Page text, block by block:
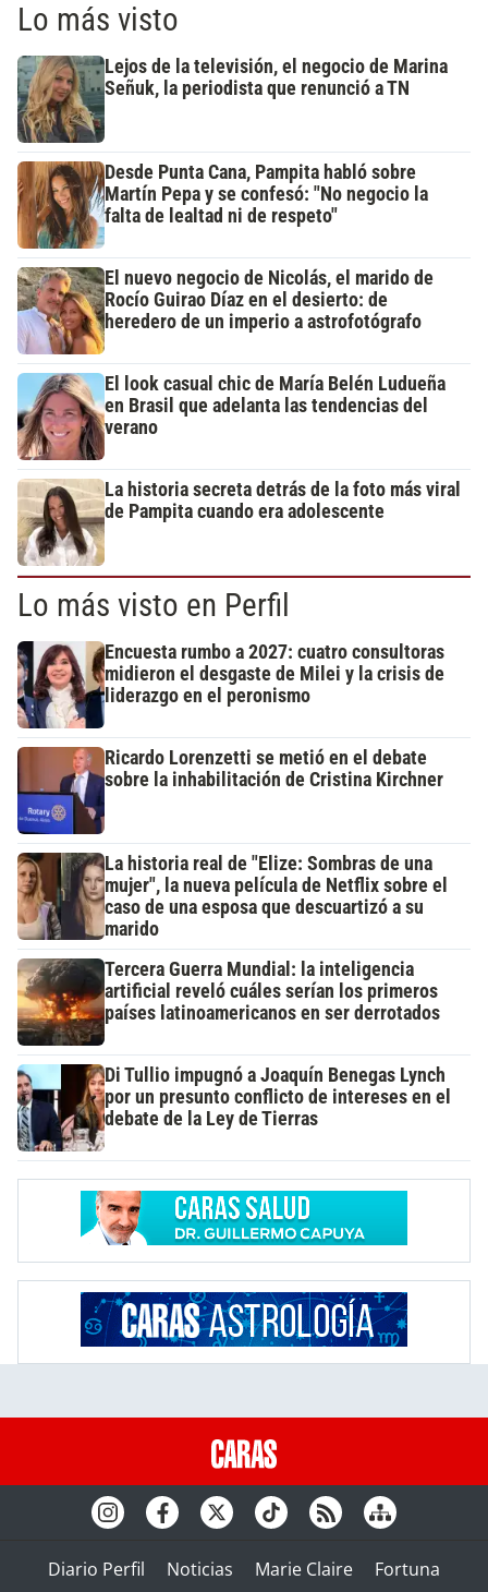
Lo más visto
Lejos de la televisión, el negocio de Marina
Señuk, la periodista que renunció a TN
Desde Punta Cana, Pampita habló sobre
Martín Pepa y se confesó: "No negocio la
falta de lealtad ni de respeto"
El nuevo negocio de Nicolás, el marido de
Rocío Guirao Díaz en el desierto: de
heredero de un imperio a astrofotógrafo
El look casual chic de María Belén Ludueña
en Brasil que adelanta las tendencias del
verano
La historia secreta detrás de la foto más viral
de Pampita cuando era adolescente
Lo más visto en Perfil
Encuesta rumbo a 2027: cuatro consultoras
midieron el desgaste de Milei y la crisis de
liderazgo en el peronismo
Ricardo Lorenzetti se metió en el debate
sobre la inhabilitación de Cristina Kirchner
La historia real de "Elize: Sombras de una
mujer", la nueva película de Netflix sobre el
caso de una esposa que descuartizó a su
marido
Tercera Guerra Mundial: la inteligencia
artificial reveló cuáles serían los primeros
países latinoamericanos en ser derrotados
Di Tullio impugnó a Joaquín Benegas Lynch
por un presunto conflicto de intereses en el
debate de la Ley de Tierras
Diario Perfil Noticias Marie Claire Fortuna